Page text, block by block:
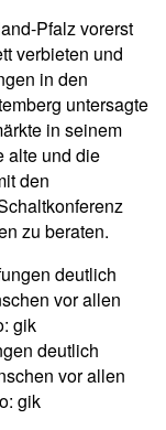
Pfalz vorerst
verbieten und
in den
untersagte
in seinem
alte und die
den
zu beraten.
deutlich
vor allen
gik